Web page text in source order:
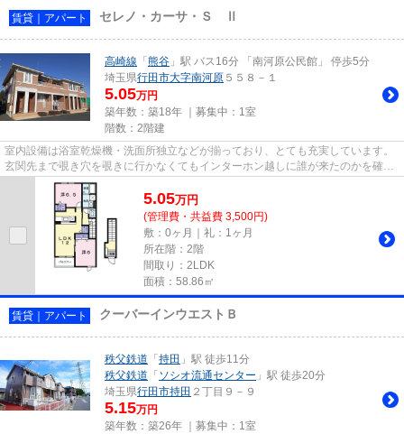
賃貸｜アパート セレノ・カーサ・Ｓ Ⅱ
高崎線 「 熊谷 」駅 バス16分 「南河原公民館」 停歩5分
埼玉県行田市大字南河原 ５５８－１
5.05万円
築年数：築18年 ｜募集中： 1室
階数：2階建
室内設備は浴室乾燥機・洗面所独立などが揃っており、とても充実しています。
玄関先まで覗き穴を覗きに行かなくてもインターホン越しに誰が来たのかを確認
できます。5台分は駐車スペー...
5.05万円
(管理費・共益費 3,500円)
敷：0ヶ月｜礼：1ヶ月
所在階：2階
間取り：2LDK
面積：58.86㎡
賃貸｜アパート クーバーインウエストＢ
秩父鉄道 「 持田 」駅 徒歩11分
秩父鉄道 「 ソシオ流通センター 」駅 徒歩20分
埼玉県行田市持田 ２丁目９－９
5.15万円
築年数：築26年 ｜募集中： 1室